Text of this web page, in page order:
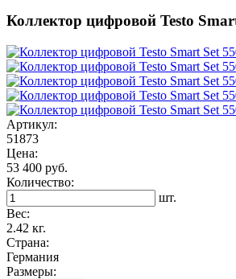
Коллектор цифровой Testo
Артикул:
51873
Цена:
53 400 руб.
Количество:
шт.
Вес:
2.42 кг.
Страна:
Германия
Размеры: